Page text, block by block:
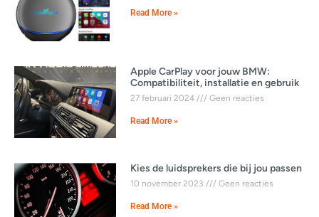
Read More »
Apple CarPlay voor jouw BMW:
Compatibiliteit, installatie en gebruik
27 februari 2024 Geen reacties
Read More »
Kies de luidsprekers die bij jou passen
10 november 2023 Geen reacties
Read More »